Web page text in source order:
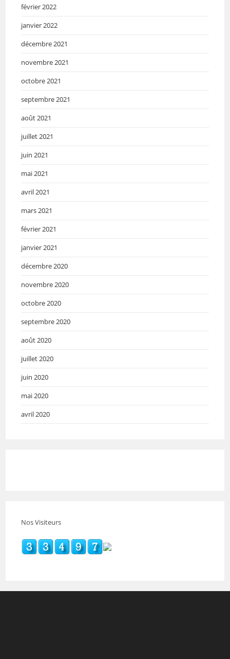
février 2022
janvier 2022
décembre 2021
novembre 2021
octobre 2021
septembre 2021
août 2021
juillet 2021
juin 2021
mai 2021
avril 2021
mars 2021
février 2021
janvier 2021
décembre 2020
novembre 2020
octobre 2020
septembre 2020
août 2020
juillet 2020
juin 2020
mai 2020
avril 2020
Nos Visiteurs